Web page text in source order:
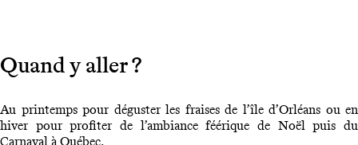
Quand y aller ?
Au printemps pour déguster les fraises de l’île d’Orléans ou en
hiver pour profiter de l’ambiance féérique de Noël puis du
Carnaval à Québec.